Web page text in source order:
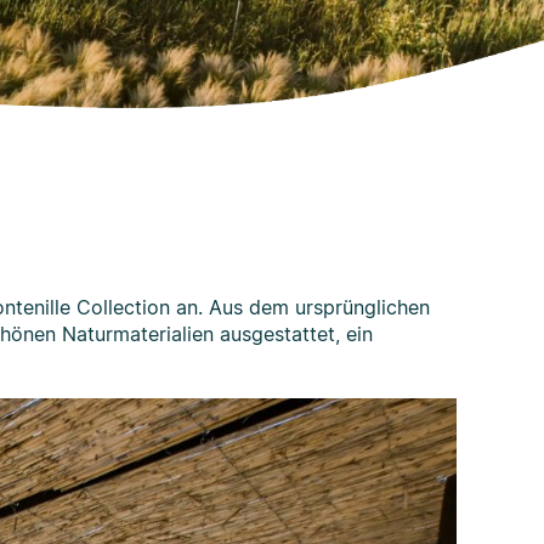
Collection an. Aus dem ursprünglichen
Naturmaterialien ausgestattet, ein